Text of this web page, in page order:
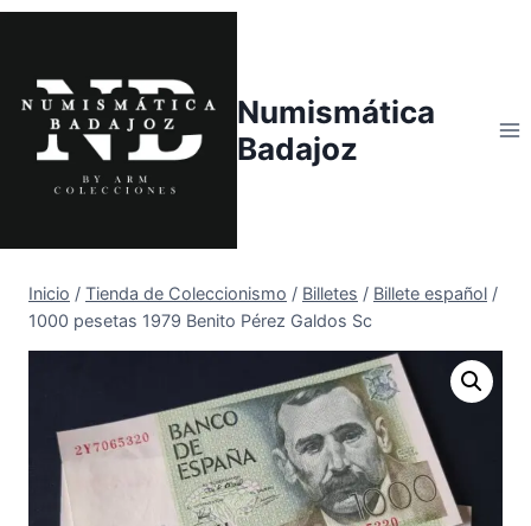
Saltar
contenido
Numismática
Badajoz
Inicio / Tienda de Coleccionismo / Billetes / Billete español /
1000 pesetas 1979 Benito Pérez Galdos Sc